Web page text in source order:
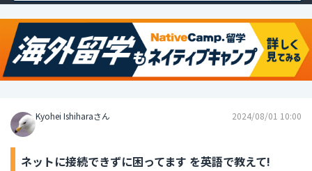
Kyohei Ishiharaさん 2024/08/01 10:00
ネットに接続できずに困ってます を英語で教えて!